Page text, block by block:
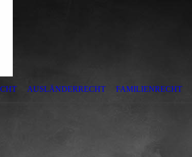
AUSLÄNDERRECHT FAMILIENRECHT